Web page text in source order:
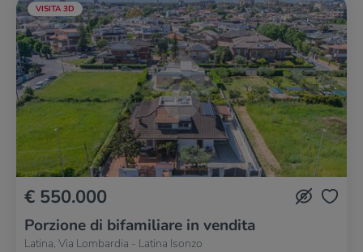
VISITA 3D
€ 550.000
Porzione di bifamiliare in vendita
Latina, Via Lombardia - Latina Isonzo